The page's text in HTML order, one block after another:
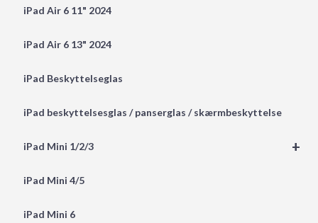
iPad Air 6 11" 2024
iPad Air 6 13" 2024
iPad Beskyttelseglas
iPad beskyttelsesglas / panserglas / skærmbeskyttelse
+
iPad Mini 1/2/3
iPad Mini 4/5
iPad Mini 6